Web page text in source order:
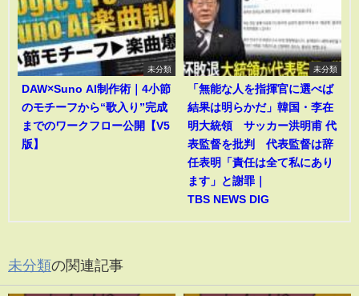
未分類
DAW×Suno AI制作術｜4小節
のモチーフから“歌入り”完成
までのワークフロー公開【V5
版】
未分類
「無能な人を指揮官に選べば
結果は明らかだ」韓国・李在
明大統領 サッカー洪明甫 代
表監督を批判 代表監督は辞
任表明「責任は全て私にあり
ます」と謝罪｜
TBS NEWS DIG
未分類の関連記事